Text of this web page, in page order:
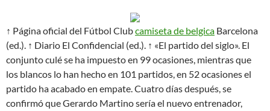
↑ Página oficial del Fútbol Clubcamiseta de belgica Barcelona
(ed.). ↑ Diario El Confidencial (ed.). ↑ «El partido del siglo». El
conjunto culé se ha impuesto en 99 ocasiones, mientras que
los blancos lo han hecho en 101 partidos, en 52 ocasiones el
partido ha acabado en empate. Cuatro días después, se
confirmó que Gerardo Martino sería el nuevo entrenador,